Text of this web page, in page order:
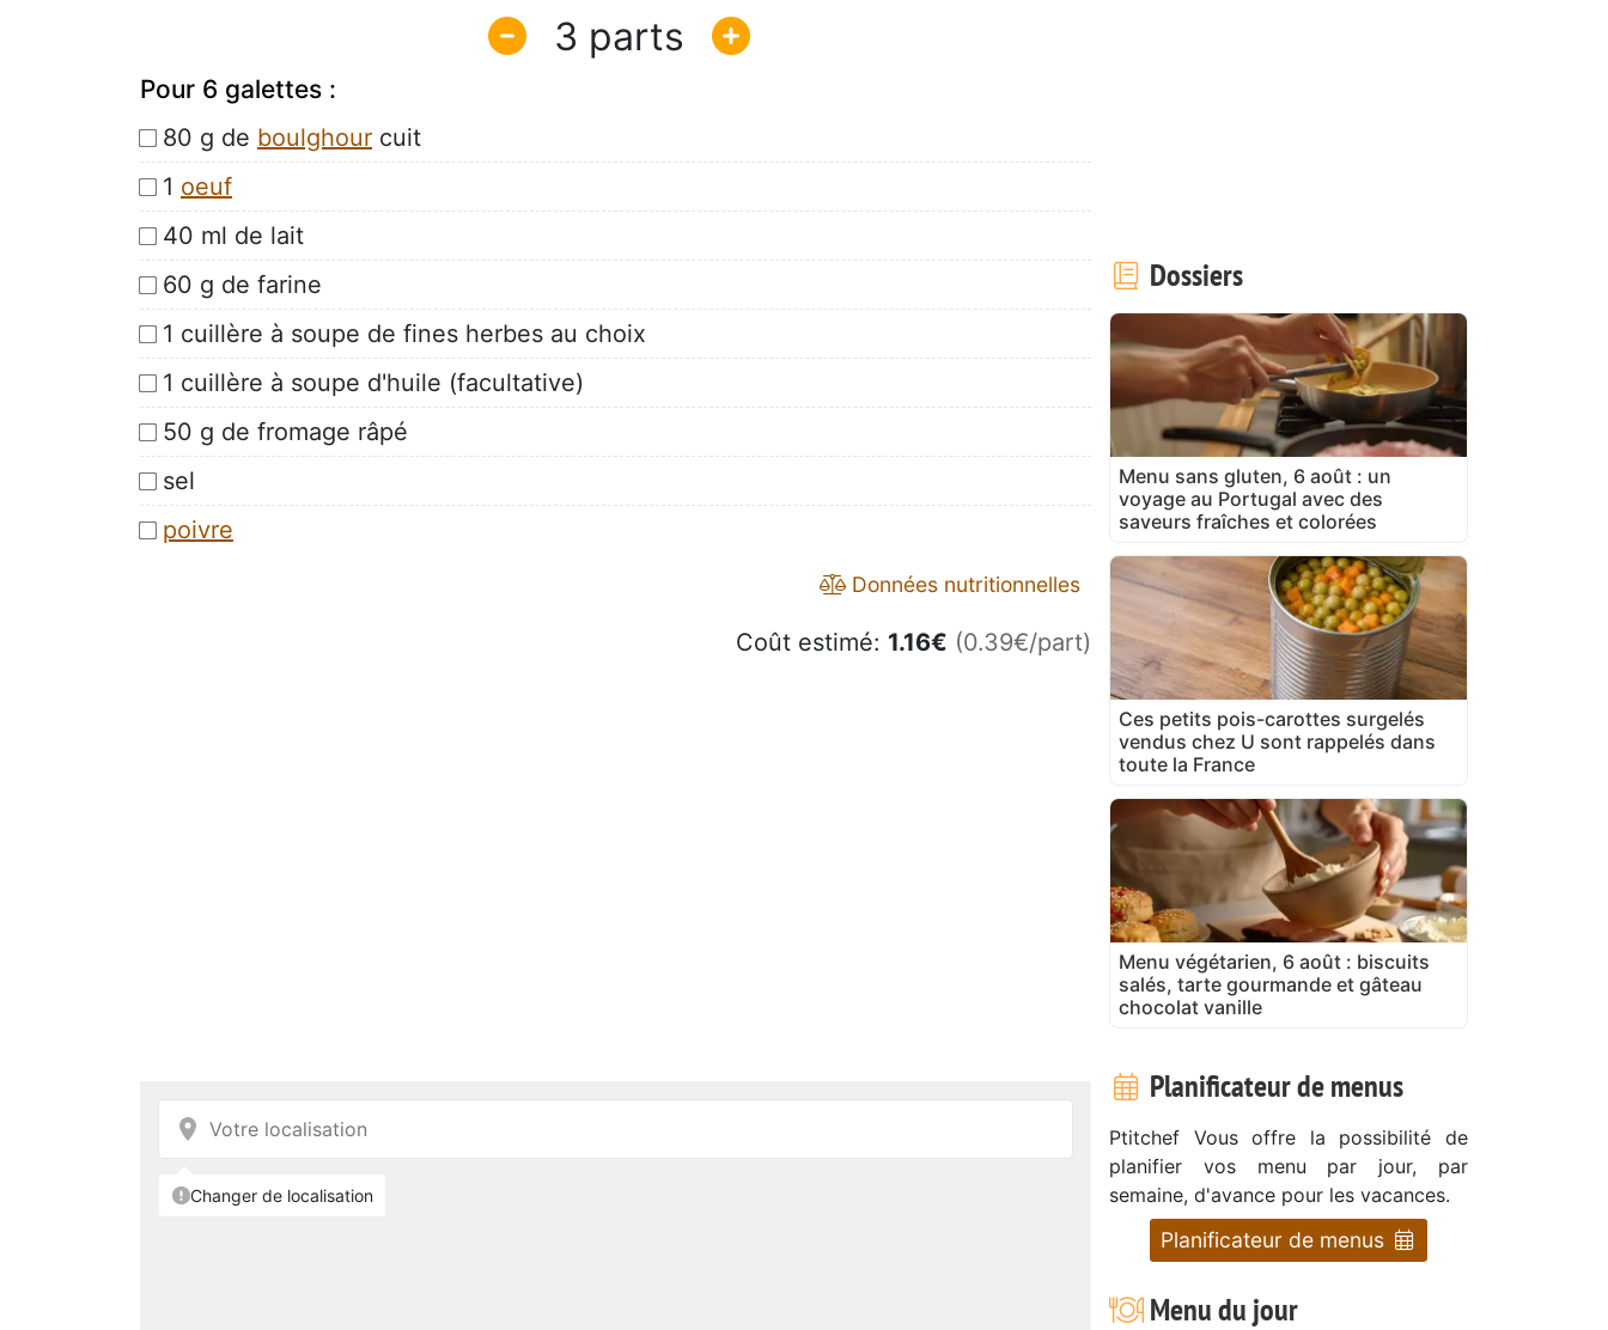
3
Pour 6 galettes :
80 g de boulghour cuit
1 oeuf
40 ml de lait
60 g de farine
1 cuillère à soupe de fines herbes au choix
1 cuillère à soupe d'huile (facultative)
50 g de fromage râpé
sel
poivre
Données nutritionnelles
Coût estimé: 1.16€ (0.39€/part)
Dossiers
Menu sans gluten, 6 août : un
voyage au Portugal avec des
saveurs fraîches et colorées
Ces petits pois-carottes surgelés
vendus chez U sont rappelés dans
toute la France
Menu végétarien, 6 août : biscuits
salés, tarte gourmande et gâteau
chocolat vanille
Planificateur de menus
Ptitchef Vous offre la possibilité de
planifier vos menu par jour, par
semaine, d'avance pour les vacances.
Planificateur de menus
Menu du jour